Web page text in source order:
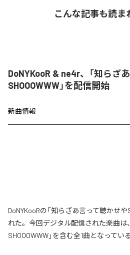
こんな記事も読ま
DoNYKooR & ne4r、「知らざ
SHOOOWWW」を配信開始
新曲情報
DoNYKooRの「知らざあ言って聴かせや
れた。今回デジタル配信された楽曲は
SHOOOWWW」を含む全1曲となっている